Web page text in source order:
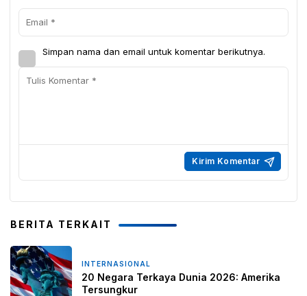
Simpan nama dan email untuk komentar berikutnya.
BERITA TERKAIT
INTERNASIONAL
20 Negara Terkaya Dunia 2026: Amerika
Tersungkur